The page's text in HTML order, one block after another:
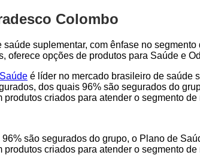
Colombo
suplementar, com ênfase no
oferece opções de produtos para Saúde e
é líder no mercado brasileiro de saúde
dos quais 96% são segurados do
criados para atender o segmento
são segurados do grupo, o Plano de
criados para atender o segmento